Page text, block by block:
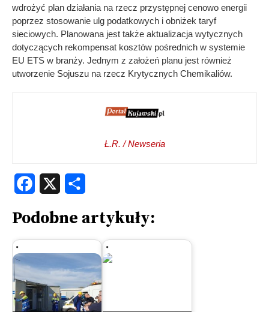
wdrożyć plan działania na rzecz przystępnej cenowo energii
poprzez stosowanie ulg podatkowych i obniżek taryf
sieciowych. Planowana jest także aktualizacja wytycznych
dotyczących rekompensat kosztów pośrednich w systemie
EU ETS w branży. Jednym z założeń planu jest również
utworzenie Sojuszu na rzecz Krytycznych Chemikaliów.
Ł.R. / Newseria
Facebook
Podobne artykuły: